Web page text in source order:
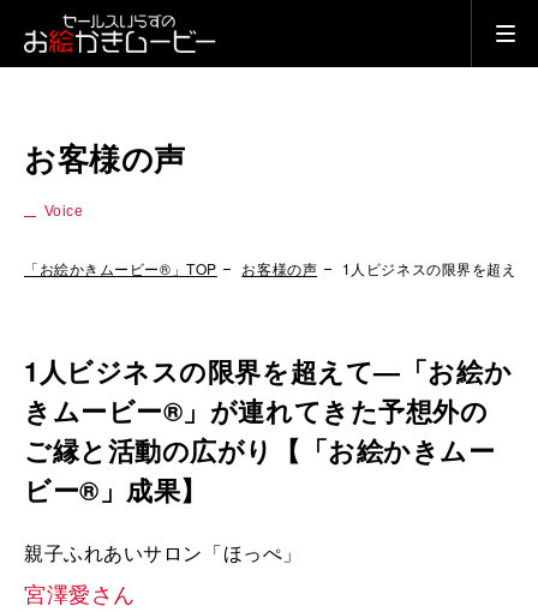
お客様の声
Voice
「お絵かきムービー®」TOP お客様の声 1人ビジネスの限界を超え
1人ビジネスの限界を超えて—「お絵か
きムービー®」が連れてきた予想外の
ご縁と活動の広がり【「お絵かきムー
ビー®」成果】
親子ふれあいサロン「ほっぺ」
宮澤愛さん